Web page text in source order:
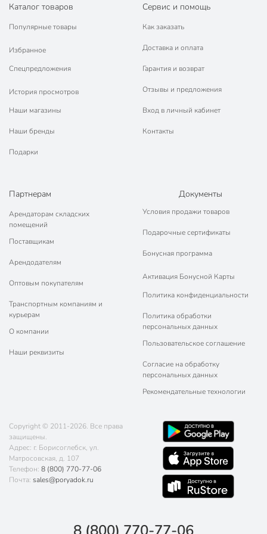
Каталог товаров
Популярные товары
Избранное
Спецпредложения
История просмотров
Наши магазины
Наши бренды
Подарки
Сервис и помощь
Как заказать
Доставка и оплата
Гарантия и возврат
Отзывы и предложения
Вход в личный кабинет
Контакты
Партнерам
Арендаторам складских
помещений
Поставщикам
Арендодателям
Оптовым покупателям
Транспортным компаниям и
курьерам
О компании
Наши реквизиты
Документы
Условия продажи товаров
Подарочные сертификаты
Бонусная программа
Активация Бонусной Карты
Политика конфиденциальности
Политика обработки
персональных данных
Пользовательское соглашение
Согласие на обработку
персональных данных
Рекомендательные технологии
Copyright © 2011-2026. Все права
защищены.
Адрес: г. Борисоглебск, ул.
Матросовская, д. 107
Телефон: 8 (800) 770-77-06
Почта: sales@poryadok.ru